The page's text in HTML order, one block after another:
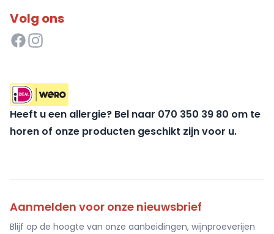
Volg ons
Heeft u een allergie? Bel naar 070 350 39 80 om te
horen of onze producten geschikt zijn voor u.
Aanmelden voor onze nieuwsbrief
Blijf op de hoogte van onze aanbeidingen, wijnproeverijen